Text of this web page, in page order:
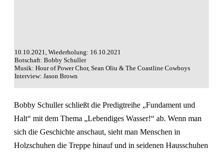
10.10.2021, Wiederholung: 16.10.2021
Botschaft: Bobby Schuller
Musik: Hour of Power Chor, Sean Oliu & The Coastline Cowboys
Interview: Jason Brown
Bobby Schuller schließt die Predigtreihe „Fundament und
Halt“ mit dem Thema „Lebendiges Wasser!“ ab. Wenn man
sich die Geschichte anschaut, sieht man Menschen in
Holzschuhen die Treppe hinauf und in seidenen Hausschuhen